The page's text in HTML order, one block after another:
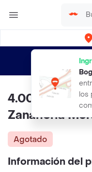
los
envíos
4.000
Zanahoria
Agotado
Información del